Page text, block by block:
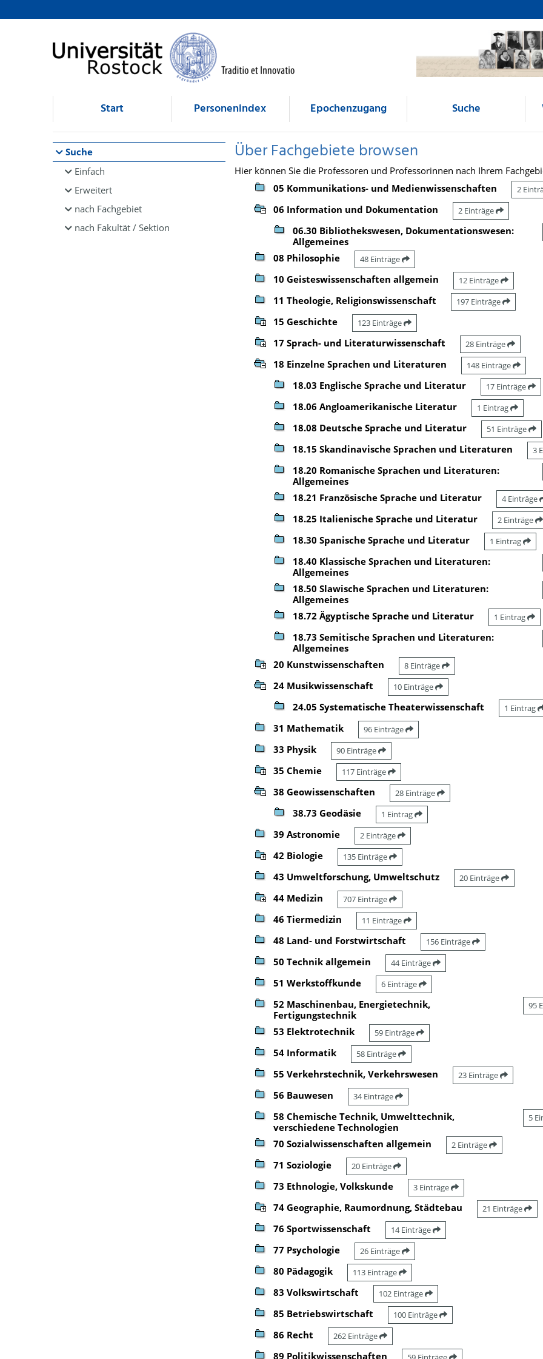
Browsen
direkt zum Inhalt
Start Personenindex Epochenzugang Suche
Suche
Einfach
Erweitert
nach Fachgebiet
nach Fakultät / Sektion
Über Fachgebiete browsen
Hier können Sie die Professoren und Professorinnen nach Ihrem
05 Kommunikations- und Medienwissenschaften
2
06 Information und Dokumentation 2 Einträge
06.30 Bibliothekswesen, Dokumentationswesen:
Allgemeines
08 Philosophie 48 Einträge
10 Geisteswissenschaften allgemein 12 Einträge
11 Theologie, Religionswissenschaft 197 Einträge
15 Geschichte 123 Einträge
17 Sprach- und Literaturwissenschaft 28 Einträge
18 Einzelne Sprachen und Literaturen 148 Einträge
18.03 Englische Sprache und Literatur 17 Einträge
18.06 Angloamerikanische Literatur 1 Eintrag
18.08 Deutsche Sprache und Literatur 51 Einträge
18.15 Skandinavische Sprachen und Literaturen 3
18.20 Romanische Sprachen und Literaturen:
Allgemeines
18.21 Französische Sprache und Literatur 4 Einträge
18.25 Italienische Sprache und Literatur 2 Einträge
18.30 Spanische Sprache und Literatur 1 Eintrag
18.40 Klassische Sprachen und Literaturen:
Allgemeines
18.50 Slawische Sprachen und Literaturen:
Allgemeines
18.72 Ägyptische Sprache und Literatur 1 Eintrag
18.73 Semitische Sprachen und Literaturen:
Allgemeines
20 Kunstwissenschaften 8 Einträge
24 Musikwissenschaft 10 Einträge
24.05 Systematische Theaterwissenschaft 1 Eintrag
31 Mathematik 96 Einträge
33 Physik 90 Einträge
35 Chemie 117 Einträge
38 Geowissenschaften 28 Einträge
38.73 Geodäsie 1 Eintrag
39 Astronomie 2 Einträge
42 Biologie 135 Einträge
43 Umweltforschung, Umweltschutz 20 Einträge
44 Medizin 707 Einträge
46 Tiermedizin 11 Einträge
48 Land- und Forstwirtschaft 156 Einträge
50 Technik allgemein 44 Einträge
51 Werkstoffkunde 6 Einträge
52 Maschinenbau, Energietechnik,
Fertigungstechnik
95
53 Elektrotechnik 59 Einträge
54 Informatik 58 Einträge
55 Verkehrstechnik, Verkehrswesen 23 Einträge
56 Bauwesen 34 Einträge
58 Chemische Technik, Umwelttechnik,
verschiedene Technologien
5
70 Sozialwissenschaften allgemein 2 Einträge
71 Soziologie 20 Einträge
73 Ethnologie, Volkskunde 3 Einträge
74 Geographie, Raumordnung, Städtebau 21 Einträge
76 Sportwissenschaft 14 Einträge
77 Psychologie 26 Einträge
80 Pädagogik 113 Einträge
83 Volkswirtschaft 102 Einträge
85 Betriebswirtschaft 100 Einträge
86 Recht 262 Einträge
89 Politikwissenschaften